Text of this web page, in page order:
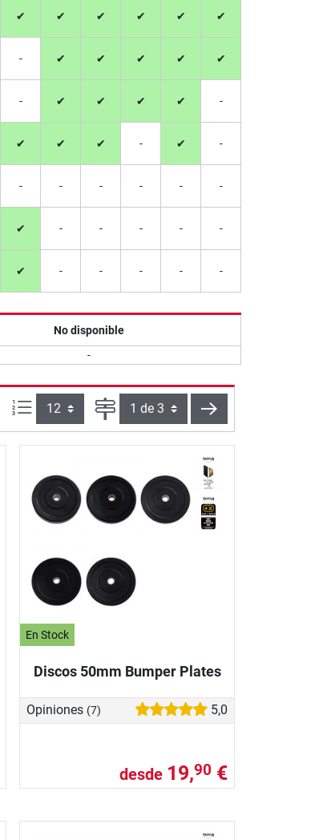
✔ ✔ ✔ ✔ ✔ ✔
- ✔ ✔ ✔ ✔ ✔
- ✔ ✔ ✔ ✔ -
✔ ✔ ✔ - ✔ -
- - - - - -
✔ - - - - -
✔ - - - - -
No disponible
-
Artículos por página:
Página siguiente
En Stock
Discos 50mm Bumper Plates
Opiniones (7) 5,0
desde 19,90 €